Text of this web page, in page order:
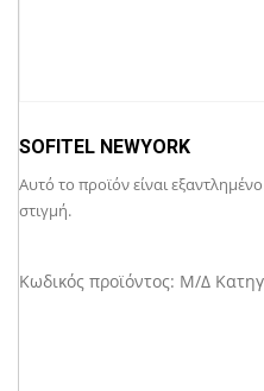
SOFITEL NEWYORK
Αυτό το προϊόν είναι
στιγμή.
Κωδικός προϊόντος: Μ/Δ